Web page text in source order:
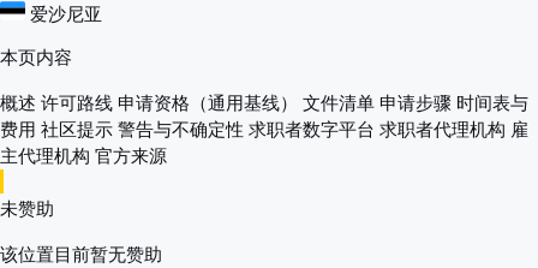
爱沙尼亚
本页内容
概述 许可路线 申请资格（通用基线） 文件清单 申请步骤 时间表与
费用 社区提示 警告与不确定性 求职者数字平台 求职者代理机构 雇
主代理机构 官方来源
未赞助
该位置目前暂无赞助